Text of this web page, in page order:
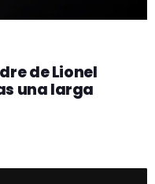
de Lionel
una larga